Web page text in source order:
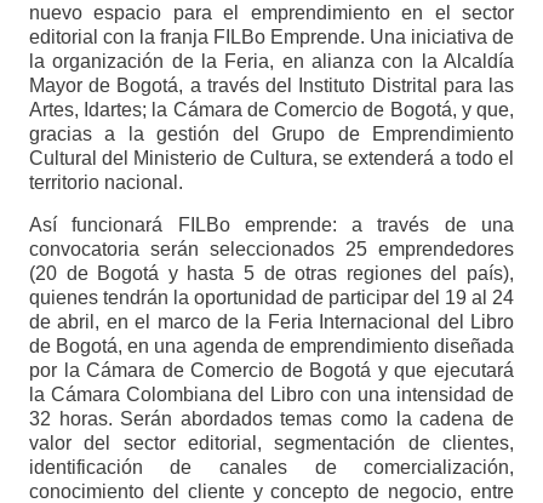
nuevo espacio para el emprendimiento en el sector
editorial con la franja FILBo Emprende. Una iniciativa de
la organización de la Feria, en alianza con la Alcaldía
Mayor de Bogotá, a través del Instituto Distrital para las
Artes, Idartes; la Cámara de Comercio de Bogotá, y que,
gracias a la gestión del Grupo de Emprendimiento
Cultural del Ministerio de Cultura, se extenderá a todo el
territorio nacional.
Así funcionará FILBo emprende: a través de una
convocatoria serán seleccionados 25 emprendedores
(20 de Bogotá y hasta 5 de otras regiones del país),
quienes tendrán la oportunidad de participar del 19 al 24
de abril, en el marco de la Feria Internacional del Libro
de Bogotá, en una agenda de emprendimiento diseñada
por la Cámara de Comercio de Bogotá y que ejecutará
la Cámara Colombiana del Libro con una intensidad de
32 horas. Serán abordados temas como la cadena de
valor del sector editorial, segmentación de clientes,
identificación de canales de comercialización,
conocimiento del cliente y concepto de negocio, entre